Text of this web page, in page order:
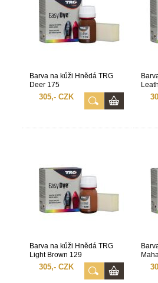
Barva na kůži Hnědá TRG
Deer 175
305,- CZK
Barva na kůži Hnědá TRG
Light Brown 129
305,- CZK